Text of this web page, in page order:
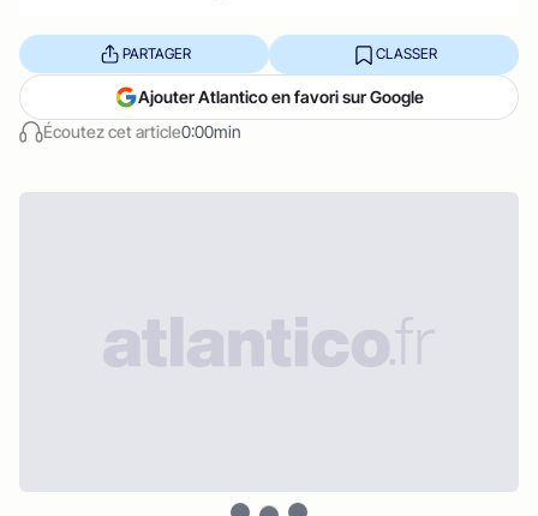
Écoutez cet article0:00min
PARTAGER CLASSER
Ajouter Atlantico en favori sur Google